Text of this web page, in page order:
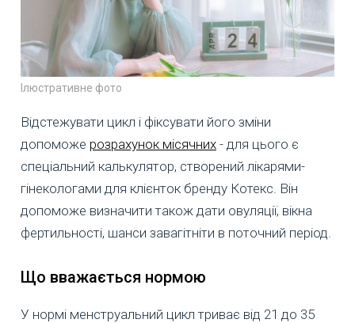
Ілюстративне фото
Відстежувати цикл і фіксувати його зміни
допоможе розрахунок місячних - для цього є
спеціальний калькулятор, створений лікарями-
гінекологами для клієнток бренду Котекс. Він
допоможе визначити також дати овуляції, вікна
фертильності, шанси завагітніти в поточний період.
Що вважається нормою
У нормі менструальний цикл триває від 21 до 35